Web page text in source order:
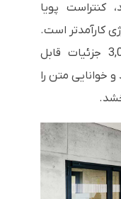
کنتراست پویا
کارآمدتر است.
نسبت کنتراست بالای 3,000,000:1 جزئیات قابل
خوانایی متن را